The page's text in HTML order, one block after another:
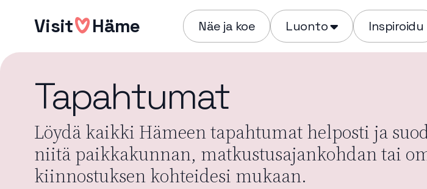
sisältöönVisit Häme Näe ja koe Luonto Inspiroidu
Tapahtumat
Löydä kaikki Hämeen tapahtumat helposti ja
niitä paikkakunnan, matkustusajankohdan tai
kiinnostuksen kohteidesi mukaan.